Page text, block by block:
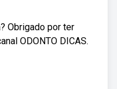
Obrigado por ter
ODONTO DICAS.